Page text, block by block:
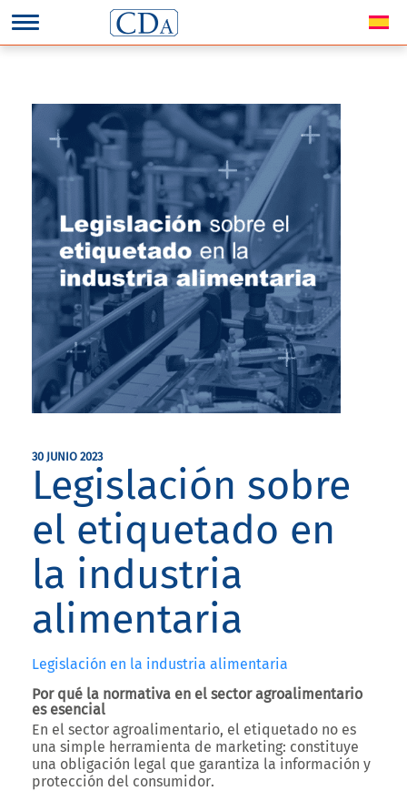
30 JUNIO 2023
Legislación sobre
el etiquetado en
la industria
alimentaria
Legislación en la industria alimentaria
Por qué la normativa en el sector agroalimentario
es esencial
En el sector agroalimentario, el etiquetado no es
una simple herramienta de marketing: constituye
una obligación legal que garantiza la información y
protección del consumidor.